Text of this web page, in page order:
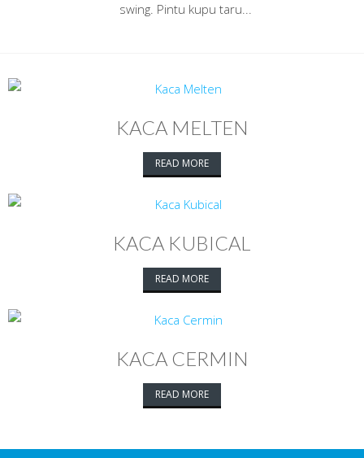
swing. Pintu kupu taru...
KACA MELTEN
READ MORE
KACA KUBICAL
READ MORE
KACA CERMIN
READ MORE